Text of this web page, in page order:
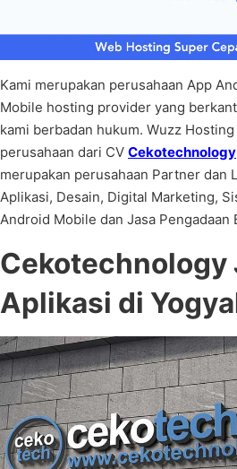
Kami merupakan perusahaan App
Mobile hosting provider yang
kami berbadan hukum. Wuzz
perusahaan dari CV Cekotechnology
merupakan perusahaan Partner dan
Aplikasi, Desain, Digital Marketing,
Android Mobile dan Jasa Pengadaan
Cekotechnology
Aplikasi di